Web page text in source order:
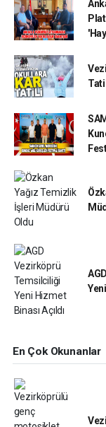
En Çok Okunanlar